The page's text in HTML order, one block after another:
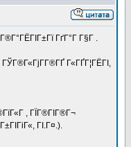
ГґГ°Г Г§Г .
Г«ГҐГ¦ГЁГІ,
, ГЇГ®ГІГ®Г¬
ГІ.Г¤.).